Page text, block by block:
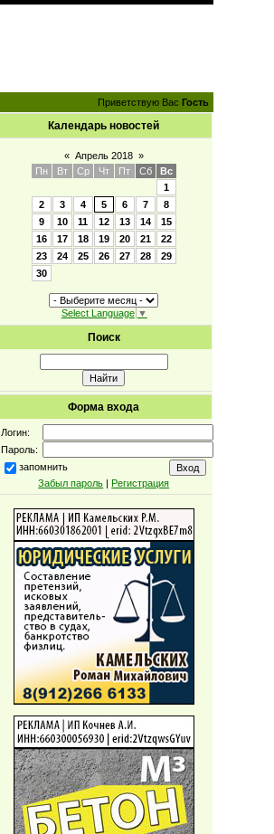
Приветствую Вас Гость
Календарь новостей
« Апрель 2018 »
Пн
Вт Ср Чт Пт Сб
Вс
1
2
3 4 5 6 7
8
9
10 11 12 13 14
15
16
17 18 19 20 21
22
23
24 25 26 27 28
29
30
Select Language ▼
Поиск
Форма входа
Логин:
Пароль:
запомнить
Забыл пароль | Регистрация